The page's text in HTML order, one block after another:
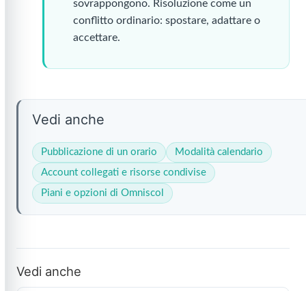
sovrappongono. Risoluzione come un
conflitto ordinario: spostare, adattare o
accettare.
Vedi anche
Pubblicazione di un orario
Modalità calendario
Account collegati e risorse condivise
Piani e opzioni di Omniscol
Vedi anche